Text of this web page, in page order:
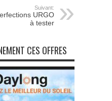
Suivant:
URGO
à tester
CES OFFRES